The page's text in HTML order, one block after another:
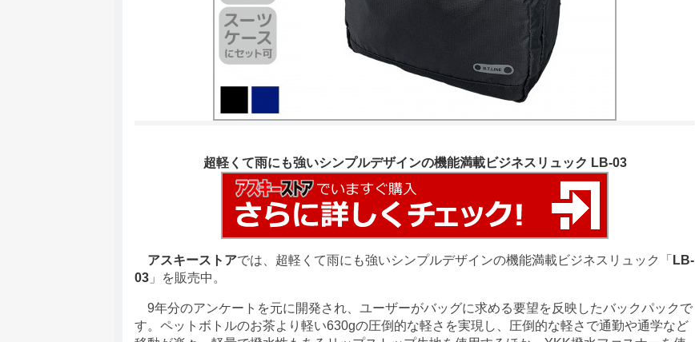
超軽くて雨にも強いシンプルデザインの機能満載ビジネスリュック LB-03
アスキーストアでは、超軽くて雨にも強いシンプルデザインの機能満載ビジネスリュック「 LB-
03 」を販売中。
9年分のアンケートを元に開発され、ユーザーがバッグに求める要望を反映したバックパックで
す。ペットボトルのお茶より軽い630gの圧倒的な軽さを実現し、圧倒的な軽さで通勤や通学など